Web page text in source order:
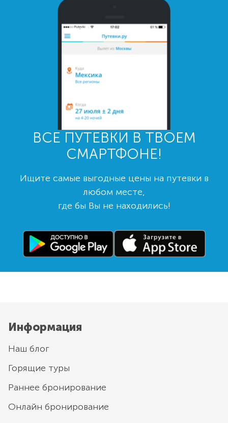
ВСЕ ПУТЕВКИ В ТВОЕМ
СМАРТФОНЕ!
Ищите самые выгодные цены на путевки в
любом месте,
где бы Вы не находились!
Информация
Наш блог
Горящие туры
Раннее бронирование
Онлайн бронирование